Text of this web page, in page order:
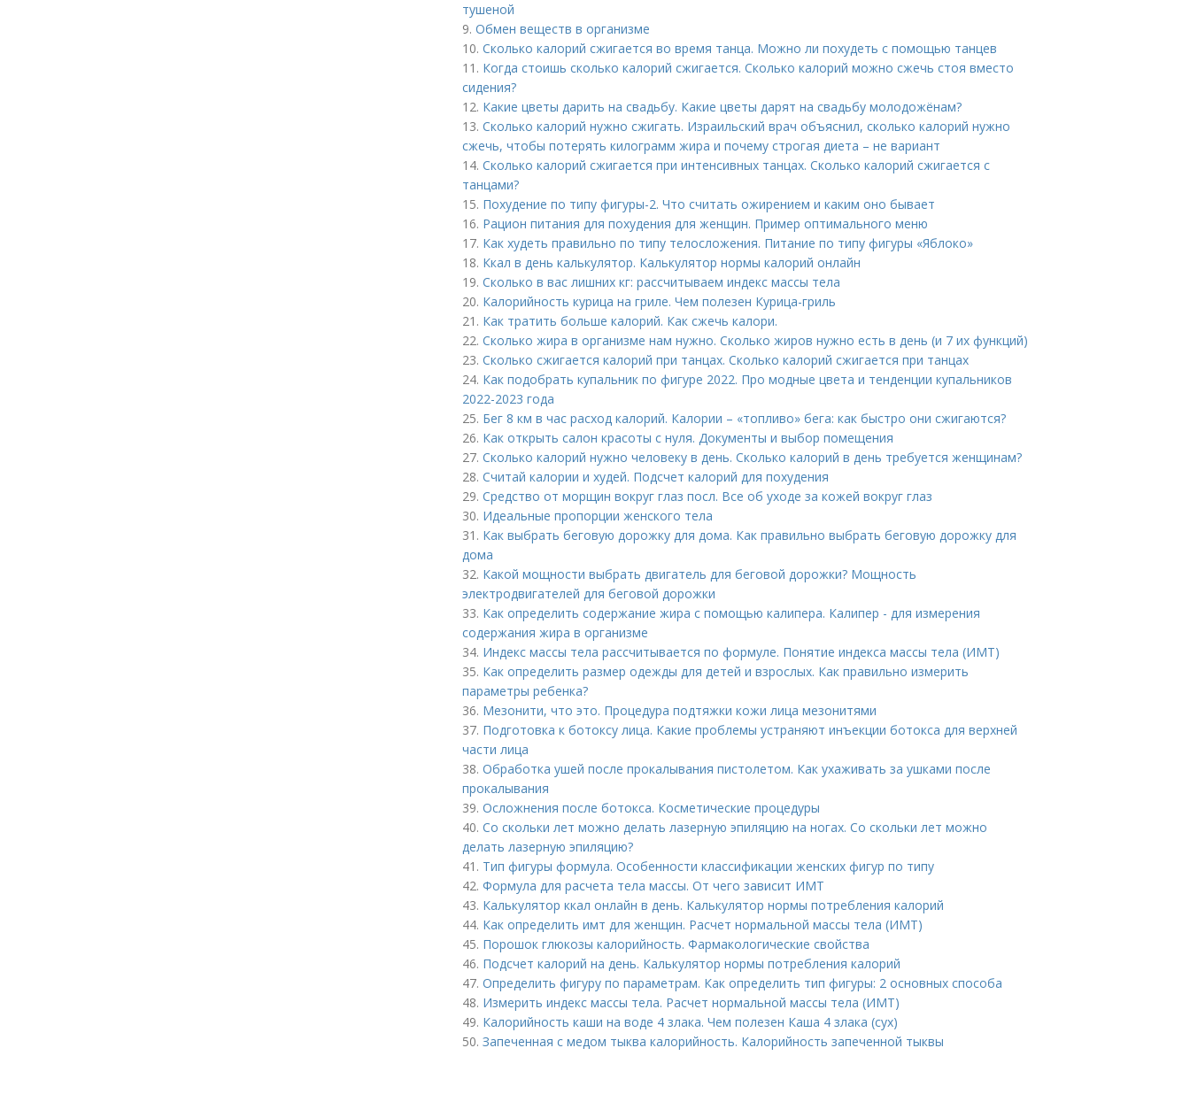
тушеной
9. Обмен веществ в организме
10. Сколько калорий сжигается во время танца. Можно ли похудеть с помощью танцев
11. Когда стоишь сколько калорий сжигается. Сколько калорий можно сжечь стоя вместо
сидения?
12. Какие цветы дарить на свадьбу. Какие цветы дарят на свадьбу молодожёнам?
13. Сколько калорий нужно сжигать. Израильский врач объяснил, сколько калорий нужно
сжечь, чтобы потерять килограмм жира и почему строгая диета – не вариант
14. Сколько калорий сжигается при интенсивных танцах. Сколько калорий сжигается с
танцами?
15. Похудение по типу фигуры-2. Что считать ожирением и каким оно бывает
16. Рацион питания для похудения для женщин. Пример оптимального меню
17. Как худеть правильно по типу телосложения. Питание по типу фигуры «Яблоко»
18. Ккал в день калькулятор. Калькулятор нормы калорий онлайн
19. Сколько в вас лишних кг: рассчитываем индекс массы тела
20. Калорийность курица на гриле. Чем полезен Курица-гриль
21. Как тратить больше калорий. Как сжечь калори.
22. Сколько жира в организме нам нужно. Сколько жиров нужно есть в день (и 7 их функций)
23. Сколько сжигается калорий при танцах. Сколько калорий сжигается при танцах
24. Как подобрать купальник по фигуре 2022. Про модные цвета и тенденции купальников
2022-2023 года
25. Бег 8 км в час расход калорий. Калории – «топливо» бега: как быстро они сжигаются?
26. Как открыть салон красоты с нуля. Документы и выбор помещения
27. Сколько калорий нужно человеку в день. Сколько калорий в день требуется женщинам?
28. Считай калории и худей. Подсчет калорий для похудения
29. Средство от морщин вокруг глаз посл. Все об уходе за кожей вокруг глаз
30. Идеальные пропорции женского тела
31. Как выбрать беговую дорожку для дома. Как правильно выбрать беговую дорожку для
дома
32. Какой мощности выбрать двигатель для беговой дорожки? Мощность
электродвигателей для беговой дорожки
33. Как определить содержание жира с помощью калипера. Калипер - для измерения
содержания жира в организме
34. Индекс массы тела рассчитывается по формуле. Понятие индекса массы тела (ИМТ)
35. Как определить размер одежды для детей и взрослых. Как правильно измерить
параметры ребенка?
36. Мезонити, что это. Процедура подтяжки кожи лица мезонитями
37. Подготовка к ботоксу лица. Какие проблемы устраняют инъекции ботокса для верхней
части лица
38. Обработка ушей после прокалывания пистолетом. Как ухаживать за ушками после
прокалывания
39. Осложнения после ботокса. Косметические процедуры
40. Со скольки лет можно делать лазерную эпиляцию на ногах. Со скольки лет можно
делать лазерную эпиляцию?
41. Тип фигуры формула. Особенности классификации женских фигур по типу
42. Формула для расчета тела массы. От чего зависит ИМТ
43. Калькулятор ккал онлайн в день. Калькулятор нормы потребления калорий
44. Как определить имт для женщин. Расчет нормальной массы тела (ИМТ)
45. Порошок глюкозы калорийность. Фармакологические свойства
46. Подсчет калорий на день. Калькулятор нормы потребления калорий
47. Определить фигуру по параметрам. Как определить тип фигуры: 2 основных способа
48. Измерить индекс массы тела. Расчет нормальной массы тела (ИМТ)
49. Калорийность каши на воде 4 злака. Чем полезен Каша 4 злака (сух)
50. Запеченная с медом тыква калорийность. Калорийность запеченной тыквы